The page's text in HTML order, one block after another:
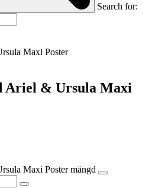
Search for:
Maxi Poster
Ariel & Ursula Maxi
Maxi Poster mängd